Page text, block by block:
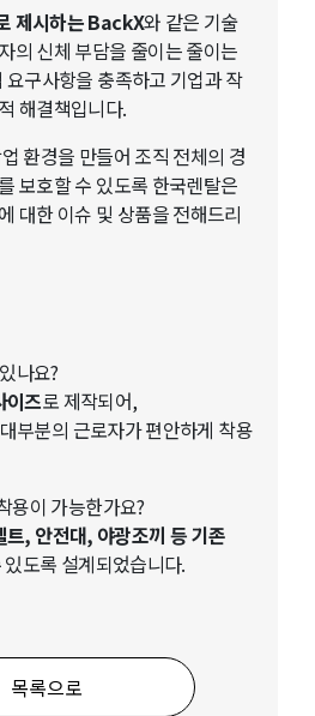
제시하는 BackX와 같은 기술
의 신체 부담을 줄이는 줄이는
구사항을 충족하고 기업과 작
해결책입니다.
환경을 만들어 조직 전체의 경
보호할 수 있도록 한국렌탈은
대한 이슈 및 상품을 전해드리
나요?
이즈로 제작되어,
부분의 근로자가 편안하게 착용
용이 가능한가요?
, 안전대, 야광조끼 등 기존
있도록 설계되었습니다.
목록으로